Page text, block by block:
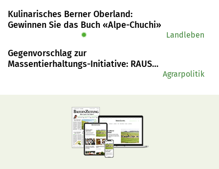
Massentierhaltungsinitiative. Dieser verteuere die
Schweizer Produktion, blende die Importe aus und
Kulinarisches Berner Oberland:
Gewinnen Sie das Buch «Alpe-Chuchi»
✹ Landleben
Gegenvorschlag zur
Massentierhaltungs-Initiative: RAUS
Agrarpolitik